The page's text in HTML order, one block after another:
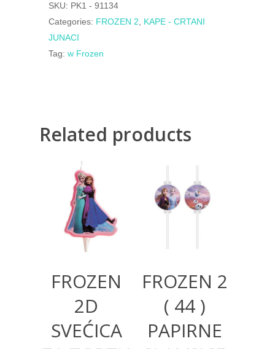
SKU: PK1 - 91134
Categories: FROZEN 2
KAPE - CRTANI
JUNACI
Tag: w Frozen
Related products
400,00
FROZEN
2D
SVEĆICA
280,00RSD
FROZEN 2
( 44 )
PAPIRNE